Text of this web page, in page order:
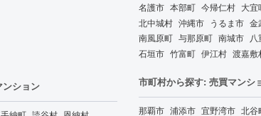
ション
名護市 本部町 今帰仁村 大宜
北中城村 沖縄市 うるま市 金
南風原町 与那原町 南城市
石垣市 竹富町 伊江村 渡嘉敷
市町村から探す: 売買マンシ
那覇市 浦添市 宜野湾市 北谷